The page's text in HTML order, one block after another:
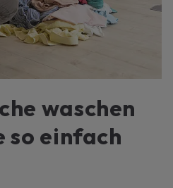
waschen
so einfach